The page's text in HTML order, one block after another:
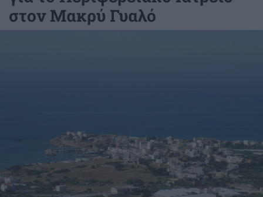
στον Μακρύ Γυαλό